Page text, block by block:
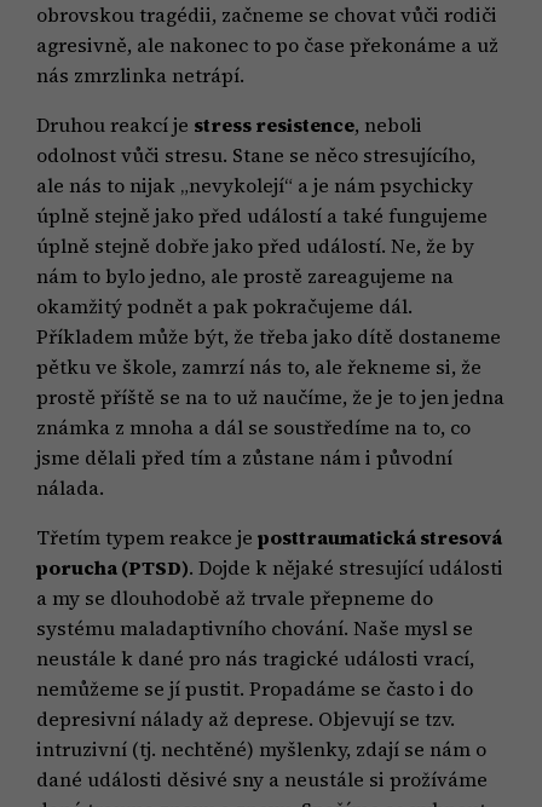
obrovskou tragédii, začneme se chovat vůči rodiči
agresivně, ale nakonec to po čase překonáme a už
nás zmrzlinka netrápí.
Druhou reakcí je stress resistence, neboli
odolnost vůči stresu. Stane se něco stresujícího,
ale nás to nijak „nevykolejí“ a je nám psychicky
úplně stejně jako před událostí a také fungujeme
úplně stejně dobře jako před událostí. Ne, že by
nám to bylo jedno, ale prostě zareagujeme na
okamžitý podnět a pak pokračujeme dál.
Příkladem může být, že třeba jako dítě dostaneme
pětku ve škole, zamrzí nás to, ale řekneme si, že
prostě příště se na to už naučíme, že je to jen jedna
známka z mnoha a dál se soustředíme na to, co
jsme dělali před tím a zůstane nám i původní
nálada.
Třetím typem reakce jeposttraumatická stresová
porucha (PTSD). Dojde k nějaké stresující události
a my se dlouhodobě až trvale přepneme do
systému maladaptivního chování. Naše mysl se
neustále k dané pro nás tragické události vrací,
nemůžeme se jí pustit. Propadáme se často i do
depresivní nálady až deprese. Objevují se tzv.
intruzivní (tj. nechtěné) myšlenky, zdají se nám o
dané události děsivé sny a neustále si prožíváme